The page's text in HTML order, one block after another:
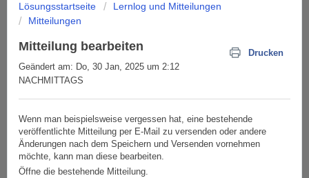
Lösungsstartseite
Lernlog und Mitteilungen
Mitteilungen
Mitteilung bearbeiten
Drucken
Geändert am: Do, 30 Jan, 2025 um 2:12
NACHMITTAGS
Wenn man beispielsweise vergessen hat, eine bestehende
veröffentlichte Mitteilung per E-Mail zu versenden oder andere
Änderungen nach dem Speichern und Versenden vornehmen
möchte, kann man diese bearbeiten.
Öffne die bestehende Mitteilung.